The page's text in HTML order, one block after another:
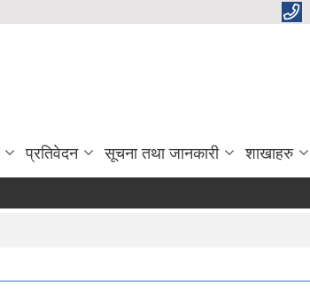
प्रतिवेदन सूचना तथा जानकारी शाखाहरु